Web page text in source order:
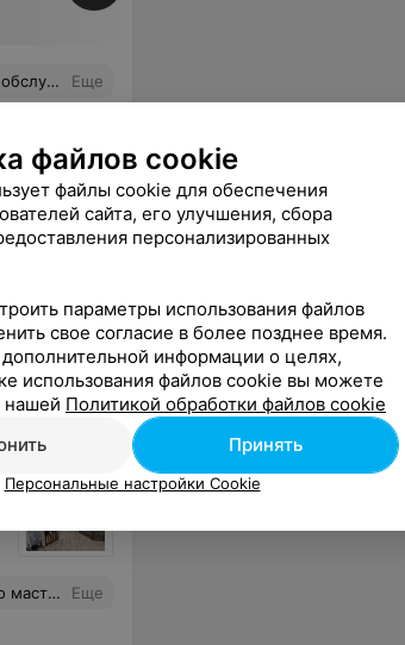
Рекомендую. Еще
не вернёт! Очень расстроена. Еще
Спасибо,лучший салон ❤️ Еще
файлов cookie
файлы cookie для обеспечения
сайта, его улучшения, сбора
персонализированных
параметры использования файлов
свое согласие в более позднее время.
информации о целях,
использования файлов cookie вы можете
нашей Политикой обработки файлов cookie
Принять
Персональные настройки Cookie